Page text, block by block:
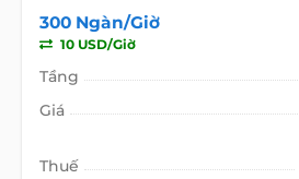
300 Ngàn/Giờ
10 USD/Giờ
Tầng
Giá
Thuế